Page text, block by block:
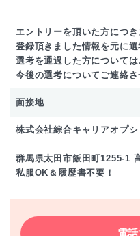
エントリーを頂いた方につき
登録頂きました情報を元に選
選考を通過した方について
今後の選考についてご連絡さ
面接地
株式会社綜合キャリアオプ
群馬県太田市飯田町1255-1
私服OK＆履歴書不要！
電